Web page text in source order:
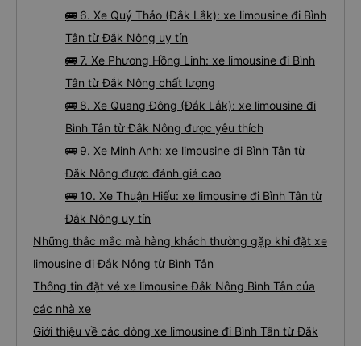
🚌 6. Xe Quý Thảo (Đắk Lắk): xe limousine đi Bình
Tân từ Đắk Nông uy tín
🚌 7. Xe Phương Hồng Linh: xe limousine đi Bình
Tân từ Đắk Nông chất lượng
🚌 8. Xe Quang Đông (Đắk Lắk): xe limousine đi
Bình Tân từ Đắk Nông được yêu thích
🚌 9. Xe Minh Anh: xe limousine đi Bình Tân từ
Đắk Nông được đánh giá cao
🚌 10. Xe Thuận Hiếu: xe limousine đi Bình Tân từ
Đắk Nông uy tín
Những thắc mắc mà hàng khách thường gặp khi đặt xe
limousine đi Đắk Nông từ Bình Tân
Thông tin đặt vé xe limousine Đắk Nông Bình Tân của
các nhà xe
Giới thiệu về các dòng xe limousine đi Bình Tân từ Đắk